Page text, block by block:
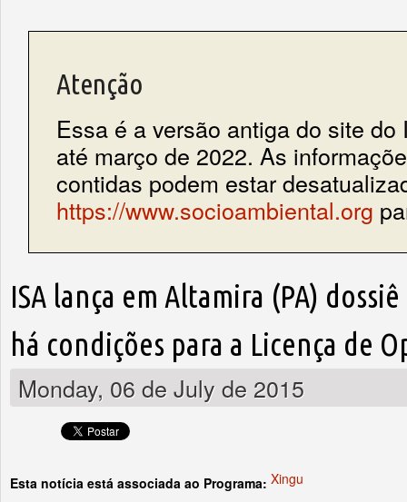
Atenção
Essa é a versão antiga do site do
até março de 2022. As
contidas podem estar
https://www.socioambiental.org
ISA lança em Altamira (PA)
há condições para a Licença de
Monday, 06 de July de 2015
Esta notícia está associada ao Programa: Xingu